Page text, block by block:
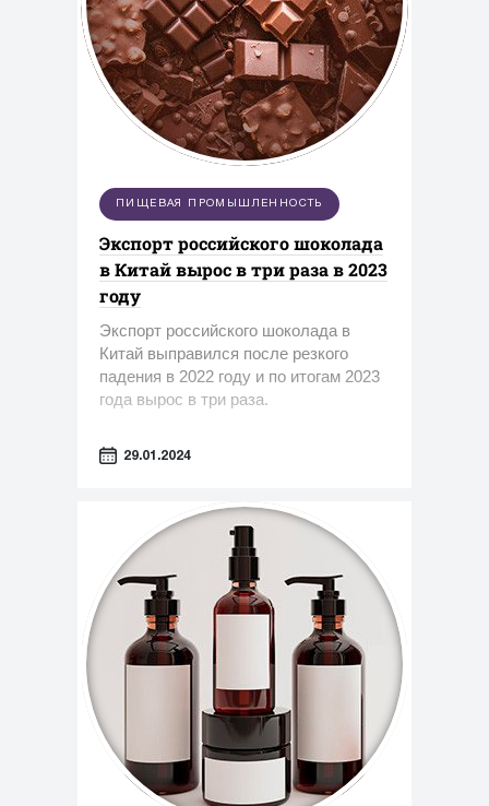
ПИЩЕВАЯ ПРОМЫШЛЕННОСТЬ
Экспорт российского шоколада
в Китай вырос в три раза в 2023
году
Экспорт российского шоколада в
Китай выправился после резкого
падения в 2022 году и по итогам 2023
года вырос в три раза.
29.01.2024